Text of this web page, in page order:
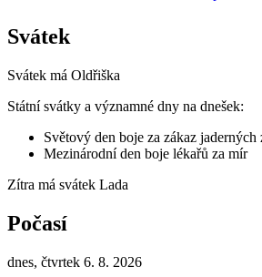
Svátek
Svátek má Oldřiška
Státní svátky a významné dny na dnešek:
Světový den boje za zákaz jaderných
Mezinárodní den boje lékařů za mír
Zítra má svátek Lada
Počasí
dnes, čtvrtek 6. 8. 2026